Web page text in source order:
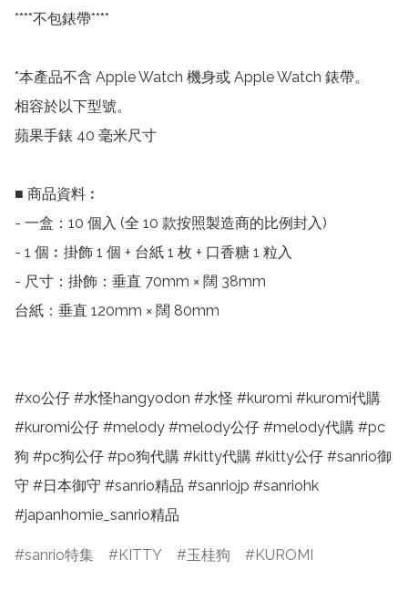
****不包錶帶****
*本產品不含 Apple Watch 機身或 Apple Watch 錶帶。
相容於以下型號。
蘋果手錶 40 毫米尺寸
■ 商品資料︰
- 一盒：10 個入 (全 10 款按照製造商的比例封入)
- 1 個︰掛飾 1 個 + 台紙 1 枚 + 口香糖 1 粒入
- 尺寸：掛飾：垂直 70mm × 闊 38mm
台紙：垂直 120mm × 闊 80mm
#xo公仔 #水怪hangyodon #水怪 #kuromi #kuromi代購
#kuromi公仔 #melody #melody公仔 #melody代購 #pc
狗 #pc狗公仔 #po狗代購 #kitty代購 #kitty公仔 #sanrio御
守 #日本御守 #sanrio精品 #sanriojp #sanriohk
#japanhomie_sanrio精品
sanrio特集 KITTY 玉桂狗 KUROMI